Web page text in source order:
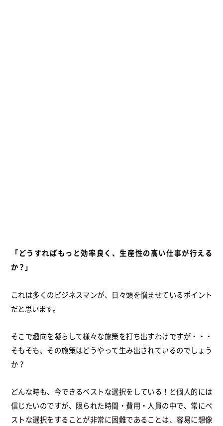
「どうすればもっと効率良く、生産性の高い仕事が行える
か？」
これは多くのビジネスマンが、日々頭を悩ませているポイント
だと思います。
そこで趣向を凝らして様々な施策を打ち出すわけですが・・・
そもそも、その施策はどうやって生み出されているのでしょう
か？
どんな時も、今できるベストな選択をしている！と個人的には
信じたいのですが、限られた時間・費用・人員の中で、常にベ
ストな選択をすることが非常に困難であることは、容易に想像